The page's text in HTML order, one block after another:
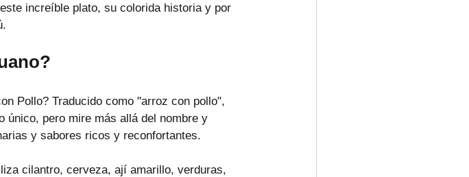
increíble plato, su colorida historia y por
Pollo? Traducido como "arroz con pollo",
único, pero mire más allá del nombre y
y sabores ricos y reconfortantes.
cilantro, cerveza, ají amarillo, verduras,